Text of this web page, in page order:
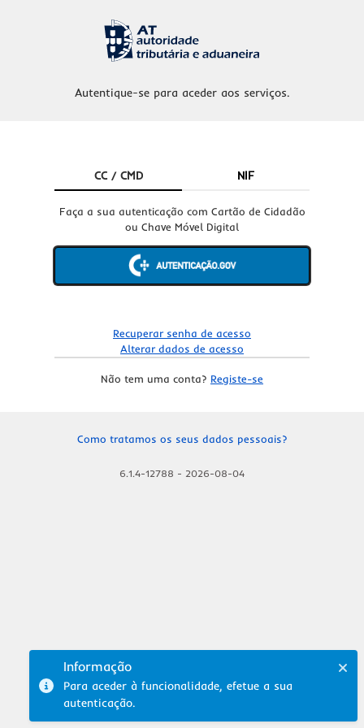
Autentique-se para aceder aos serviços.
CC / CMD NIF
Faça a sua autenticação com Cartão de Cidadão
ou Chave Móvel Digital
Recuperar senha de acesso
Alterar dados de acesso
Não tem uma conta? Registe-se
Como tratamos os seus dados pessoais?
6.1.4-12788 - 2026-08-04
Informação
Para aceder à funcionalidade, efetue a sua
autenticação.